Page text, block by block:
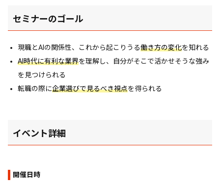
セミナーのゴール
現職とAIの関係性、これから起こりうる働き方の変化を知れる
AI時代に有利な業界を理解し、自分がそこで活かせそうな強み
を見つけられる
転職の際に企業選びで見るべき視点を得られる
イベント詳細
開催日時